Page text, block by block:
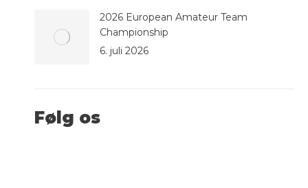
2026 European Amateur Team
Championship
6. juli 2026
Følg os